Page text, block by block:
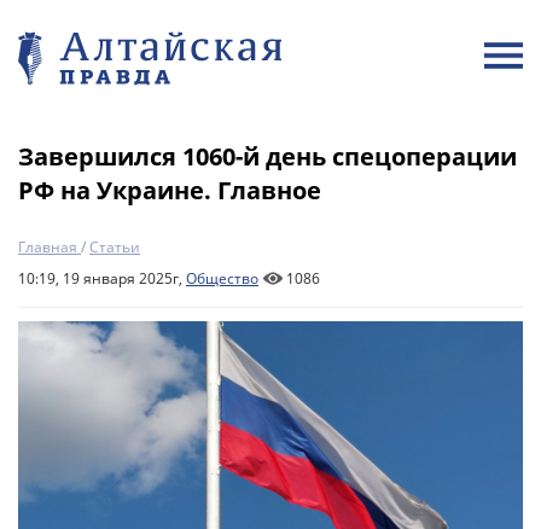
Завершился 1060-й день спецоперации
РФ на Украине. Главное
Главная /Статьи
10:19, 19 января 2025г, Общество 1086